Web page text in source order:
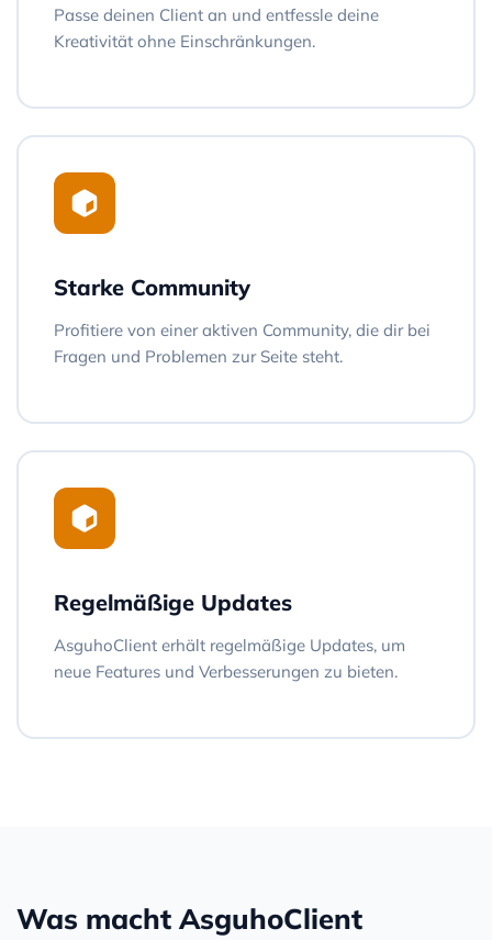
Passe deinen Client an und entfessle deine
Kreativität ohne Einschränkungen.
Starke Community
Profitiere von einer aktiven Community, die dir bei
Fragen und Problemen zur Seite steht.
Regelmäßige Updates
AsguhoClient erhält regelmäßige Updates, um
neue Features und Verbesserungen zu bieten.
Was macht AsguhoClient